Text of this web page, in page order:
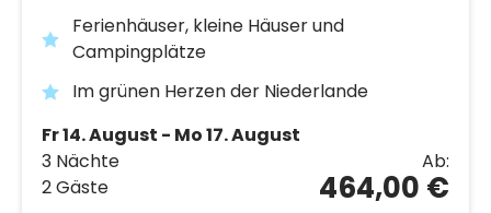
Ferienhäuser, kleine Häuser und
Campingplätze
Im grünen Herzen der Niederlande
Fr 14. August - Mo 17. August
3 Nächte
2 Gäste
Ab:
464,00 €